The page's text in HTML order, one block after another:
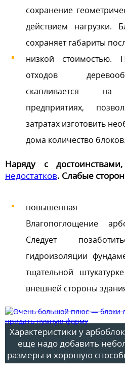
сохранение
действием нагрузки.
сохраняет габариты
низкой стоимостью.
отходов
скапливается на
предприятиях,
затратах изготовить
дома количество блоков.
Наряду с достоинствами,
недостатков. Слабые
повышенная
Влагопоглощение
Следует
гидроизоляции
тщательной
внешней стороны
Характеристики у
еще надо добавить
размеры и хорошую